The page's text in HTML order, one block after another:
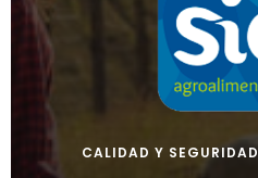
CALIDAD Y SEGURIDAD